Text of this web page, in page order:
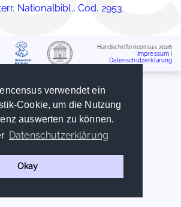
verwendet ein
Cookie, um die Nutzung
auswerten zu können.
Datenschutzerklärung
Okay
Nationalbibl., Cod. 2953
Handschriftencensus 2026
Impressum
Datenschutzerklärung